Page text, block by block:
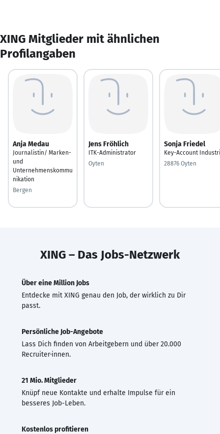
XING Mitglieder mit ähnlichen
Profilangaben
Anja Medau
Journalistin/ Marken-
und
Unternehmenskommu
nikation
Bergen
Jens Fröhlich
ITK-Administrator
Oyten
Sonja Friedel
Key-Account
28876 Oyten
XING – Das Jobs-Netzwerk
Über eine Million Jobs
Entdecke mit XING genau den Job, der wirklich zu Dir
passt.
Persönliche Job-Angebote
Lass Dich finden von Arbeitgebern und über 20.000
Recruiter·innen.
21 Mio. Mitglieder
Knüpf neue Kontakte und erhalte Impulse für ein
besseres Job-Leben.
Kostenlos profitieren